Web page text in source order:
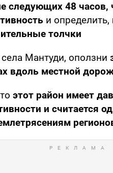
следующих 48
и определить,
толчки
Мантуди, оползни
вдоль местной
этот район имеет
и считается